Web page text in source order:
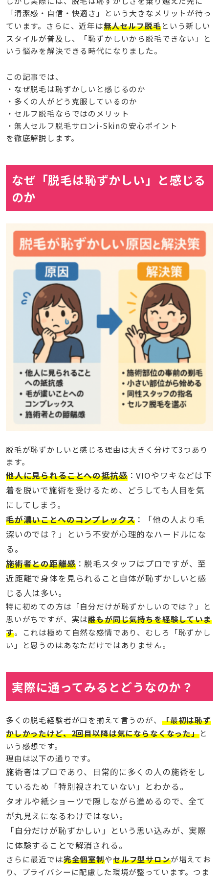
「清潔感・自信・快適さ」という大きなメリットが待っ
ています。さらに、近年は無人セルフ脱毛という新しい
スタイルが普及し、「恥ずかしいから脱毛できない」と
いう悩みを解決できる時代になりました。
この記事では、
・なぜ脱毛は恥ずかしいと感じるのか
・多くの人がどう克服しているのか
・セルフ脱毛ならではのメリット
・無人セルフ脱毛サロンi-Skinの安心ポイント
を徹底解説します。
なぜ「脱毛は恥ずかしい」と感じる
のか
脱毛が恥ずかしいと感じる理由は大きく分けて3つあり
ます。
他人に見られることへの抵抗感：VIOやワキなどは下
着を脱いで施術を受けるため、どうしても人目を気
にしてしまう。
毛が濃いことへのコンプレックス ：「他の人より毛
深いのでは？」という不安が心理的なハードルにな
る。
施術者との距離感：脱毛スタッフはプロですが、至
近距離で身体を見られること自体が恥ずかしいと感
じる人は多い。
特に初めての方は「自分だけが恥ずかしいのでは？」と
思いがちですが、実は誰もが同じ気持ちを経験していま
す。これは極めて自然な感情であり、むしろ「恥ずかし
い」と思うのはあなただけではありません。
実際に通ってみるとどうなのか？
多くの脱毛経験者が口を揃えて言うのが、 「最初は恥ず
かしかったけど、2回目以降は気にならなくなった」と
いう感想です。
理由は以下の通りです。
施術者はプロであり、日常的に多くの人の施術をし
ているため「特別視されていない」とわかる。
タオルや紙ショーツで隠しながら進めるので、全て
が丸見えになるわけではない。
「自分だけが恥ずかしい」という思い込みが、実際
に体験することで解消される。
さらに最近では完全個室制やセルフ型サロンが増えてお
り、プライバシーに配慮した環境が整っています。つま